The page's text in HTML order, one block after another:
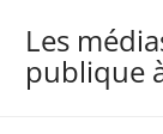
Les
publique